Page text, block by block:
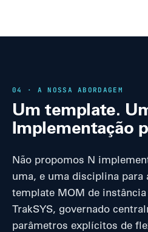
04 · A NOSSA ABORDAGEM
Um template.
Implementação
Não propomos N
uma, e uma disciplina para
template MOM de
TrakSYS, governado
parâmetros explícitos de